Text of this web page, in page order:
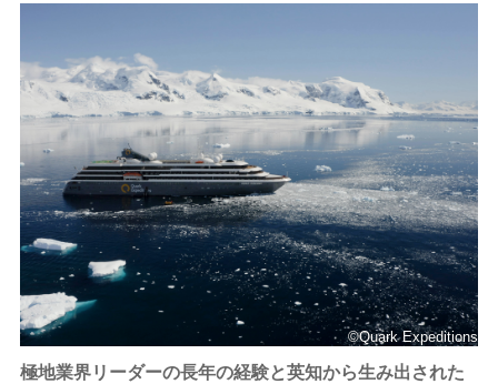
©Quark Expeditions
極地業界リーダーの長年の経験と英知から生み出された